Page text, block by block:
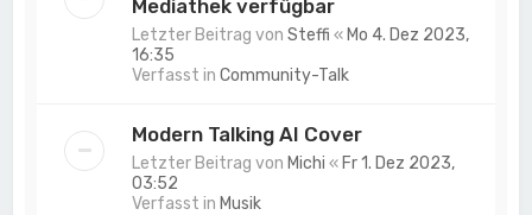
Mediathek verfügbar
Letzter Beitrag vonSteffi « Mo 4. Dez 2023,
16:35
Verfasst inCommunity-Talk
Modern Talking AI Cover
Letzter Beitrag von Michi « Fr 1. Dez 2023,
03:52
Verfasst in Musik